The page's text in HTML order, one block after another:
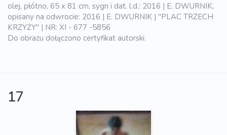
olej, płótno, 65 x 81 cm, sygn i dat. l.d.: 2016 | E. DWURNIK,
opisany na odwrocie: 2016 | E. DWURNIK | "PLAC TRZECH
KRZYŻY" | NR: XI - 677 -5856
Do obrazu dołączono certyfikat autorski.
17